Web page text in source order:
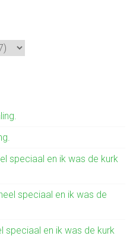
speciaal en ik was de kurk
speciaal en ik was de
speciaal en ik was de kurk